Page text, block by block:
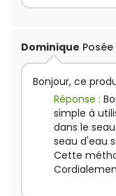
Dominique
Bonjour, ce
Réponse :
simple à
dans le
seau d'eau
Cette